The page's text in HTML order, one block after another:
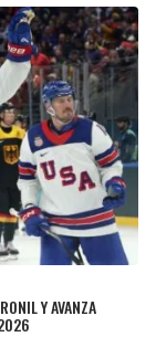
Y AVANZA